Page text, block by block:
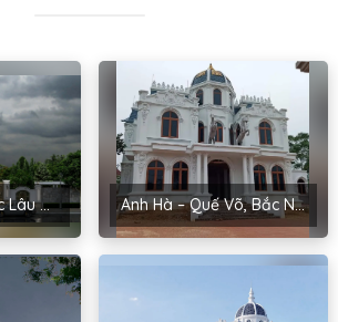
Thiết Kế Kiến Trúc Lâu Đài Nam Hải – Hạ Long, Quảng Ninh Anh Hà – Quế Võ, Bắc Ninh